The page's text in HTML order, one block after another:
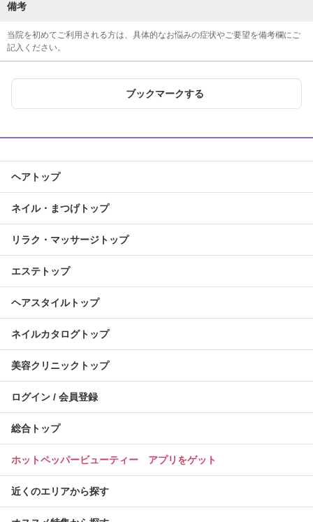
備考
当院を初めてご利用される方は、具体的なお悩みの症状やご要望を備考欄にご
記入ください。
ブックマークする
ヘアトップ
ネイル・まつげトップ
リラク・マッサージトップ
エステトップ
ヘアスタイルトップ
ネイルカタログトップ
美容クリニックトップ
ログイン / 会員登録
総合トップ
ホットペッパービューティー アプリをゲット
近くのエリアから探す